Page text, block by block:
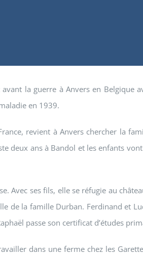
la guerre à Anvers en Belgique
en 1939.
revient à Anvers chercher la
deux ans à Bandol et les enfants vont
Avec ses fils, elle se réfugie au
de la famille Durban. Ferdinand et
passe son certificat d’études
dans une ferme chez les